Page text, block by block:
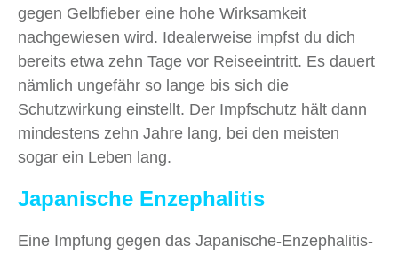
gegen Gelbfieber eine hohe Wirksamkeit
nachgewiesen wird. Idealerweise impfst du dich
bereits etwa zehn Tage vor Reiseeintritt. Es dauert
nämlich ungefähr so lange bis sich die
Schutzwirkung einstellt. Der Impfschutz hält dann
mindestens zehn Jahre lang, bei den meisten
sogar ein Leben lang.
Japanische Enzephalitis
Eine Impfung gegen das Japanische-Enzephalitis-